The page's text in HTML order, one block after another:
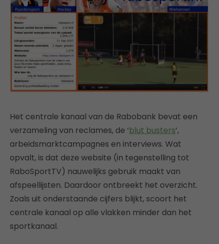
Het centrale kanaal van de Rabobank bevat een
verzameling van reclames, de ‘blut busters’,
arbeidsmarktcampagnes en interviews. Wat
opvalt, is dat deze website (in tegenstelling tot
RaboSportTV) nauwelijks gebruik maakt van
afspeellijsten. Daardoor ontbreekt het overzicht.
Zoals uit onderstaande cijfers blijkt, scoort het
centrale kanaal op alle vlakken minder dan het
sportkanaal.